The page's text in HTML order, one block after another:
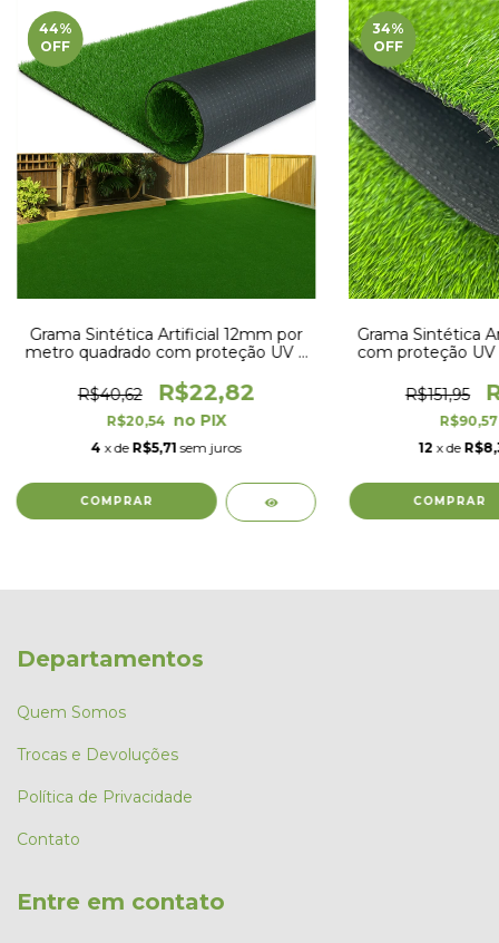
44%
OFF
Grama Sintética Artificial 12mm por
metro quadrado com proteção UV e
R$40,62
R$22,82
R$20,54
4 x de R$5,71 sem juros
34%
OFF
Grama Sintética
com proteção
R$151,95
12 x de
Departamentos
Quem Somos
Trocas e Devoluções
Política de Privacidade
Contato
Entre em contato